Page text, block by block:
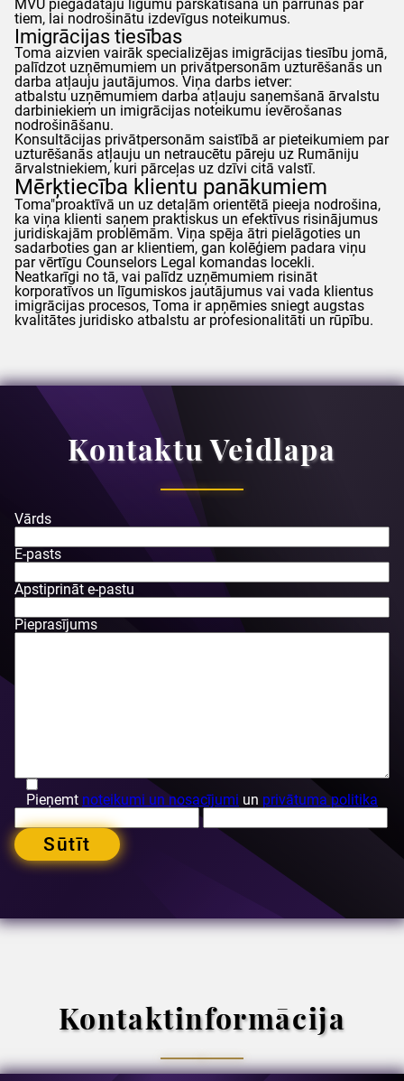
MVU piegādātāju līgumu pārskatīšana un pārrunas par
tiem, lai nodrošinātu izdevīgus noteikumus.
Imigrācijas tiesības
Toma aizvien vairāk specializējas imigrācijas tiesību jomā,
palīdzot uzņēmumiem un privātpersonām uzturēšanās un
darba atļauju jautājumos. Viņa darbs ietver:
atbalstu uzņēmumiem darba atļauju saņemšanā ārvalstu
darbiniekiem un imigrācijas noteikumu ievērošanas
nodrošināšanu.
Konsultācijas privātpersonām saistībā ar pieteikumiem par
uzturēšanās atļauju un netraucētu pāreju uz Rumāniju
ārvalstniekiem, kuri pārceļas uz dzīvi citā valstī.
Mērķtiecība klientu panākumiem
Toma"proaktīvā un uz detaļām orientētā pieeja nodrošina,
ka viņa klienti saņem praktiskus un efektīvus risinājumus
juridiskajām problēmām. Viņa spēja ātri pielāgoties un
sadarboties gan ar klientiem, gan kolēģiem padara viņu
par vērtīgu Counselors Legal komandas locekli.
Neatkarīgi no tā, vai palīdz uzņēmumiem risināt
korporatīvos un līgumiskos jautājumus vai vada klientus
imigrācijas procesos, Toma ir apņēmies sniegt augstas
kvalitātes juridisko atbalstu ar profesionalitāti un rūpību.
Kontaktu Veidlapa
Vārds
E-pasts
Apstiprināt e-pastu
Pieprasījums
Pieņemt noteikumi un nosacījumi un privātuma politika
Sūtīt
Kontaktinformācija